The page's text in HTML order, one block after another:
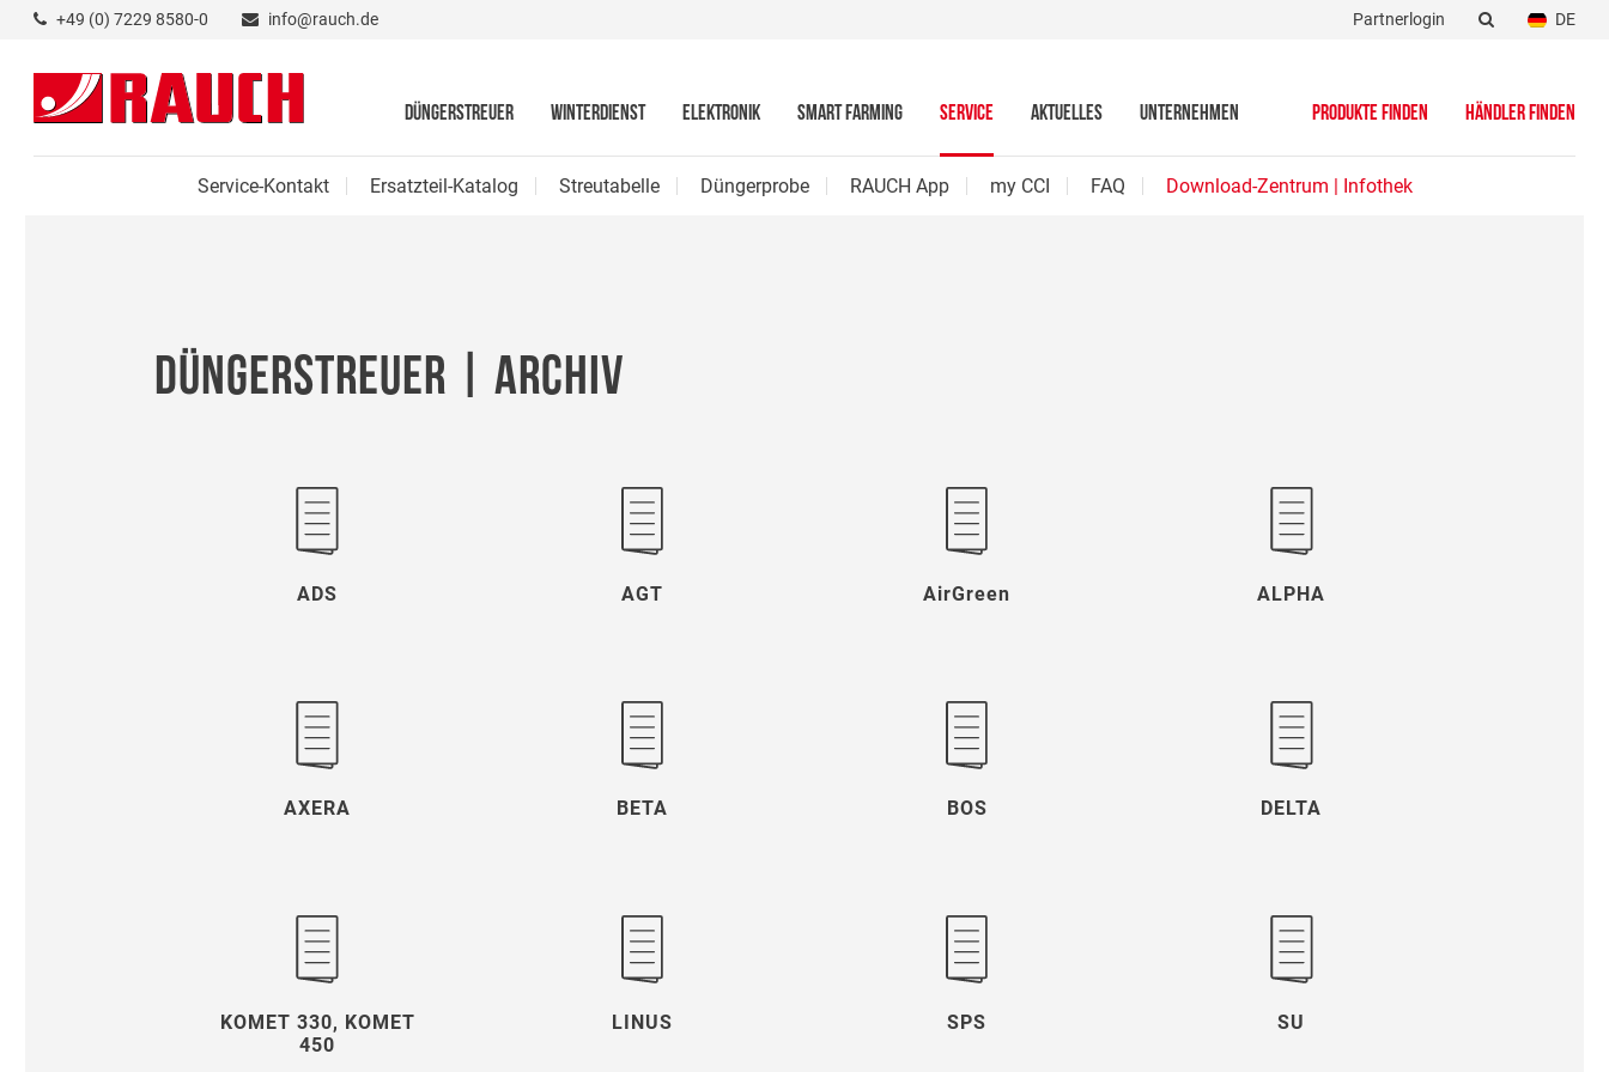
+49 (0) 7229 8580-0 info@rauch.de DE
Partnerlogin
DÜNGERSTREUER WINTERDIENST ELEKTRONIK SMART FARMING SERVICE AKTUELLES UNTERNEHMEN PRODUKTE FINDEN HÄNDLER FINDEN
Service-Kontakt Ersatzteil-Katalog Streutabelle Düngerprobe RAUCH App my CCI FAQ Download-Zentrum | Infothek
DÜNGERSTREUER | ARCHIV
ADS AGT AirGreen ALPHA
AXERA BETA BOS DELTA
KOMET 330, KOMET
450
LINUS SPS SU